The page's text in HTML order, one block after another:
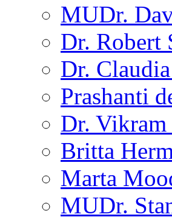
MUDr.
Dr. Robert
Dr.
Prashanti
Dr. Vikram
Britta
Marta
MUDr.